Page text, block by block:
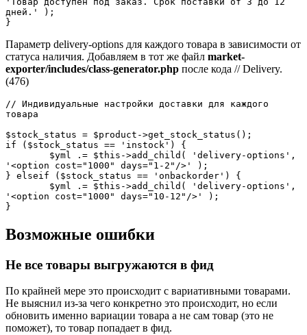
дней.' );
}
Параметр delivery-options для каждого товара в зависимости от
статуса наличия. Добавляем в тот же файл market-
exporter/includes/class-generator.php после кода // Delivery.
(476)
// Индивидуальные настройки доставки для каждого
товара
$stock_status = $product->get_stock_status();
if ($stock_status == 'instock') {
'<option cost="1000" days="1-2"/>' );
} elseif ($stock_status == 'onbackorder') {
'<option cost="1000" days="10-12"/>' );
}
Возможные ошибки
Не все товары выгружаются в фид
По крайней мере это происходит с вариативными товарами.
Не выяснил из-за чего конкретно это происходит, но если
обновить именно вариации товара а не сам товар (это не
поможет), то товар попадает в фид.